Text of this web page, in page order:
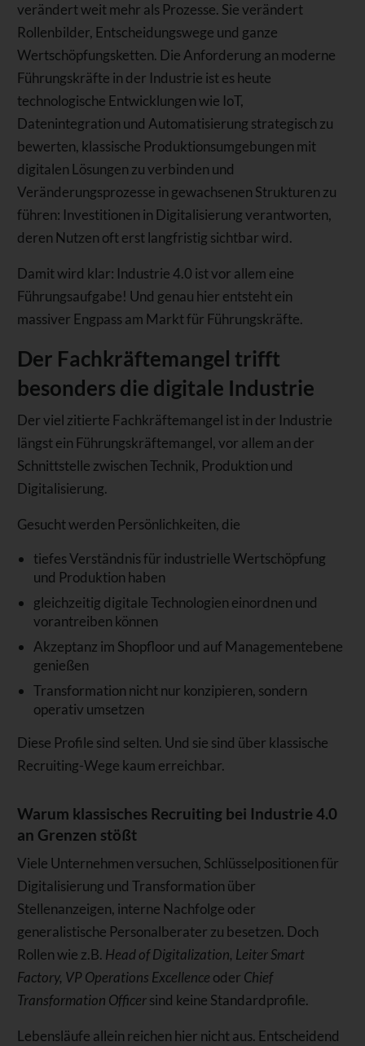
verändert weit mehr als Prozesse. Sie verändert
Rollenbilder, Entscheidungswege und ganze
Wertschöpfungsketten. Die Anforderung an moderne
Führungskräfte in der Industrie ist es heute
technologische Entwicklungen wie IoT,
Datenintegration und Automatisierung strategisch zu
bewerten, klassische Produktionsumgebungen mit
digitalen Lösungen zu verbinden und
Veränderungsprozesse in gewachsenen Strukturen zu
führen: Investitionen in Digitalisierung verantworten,
deren Nutzen oft erst langfristig sichtbar wird.
Damit wird klar: Industrie 4.0 ist vor allem eine
Führungsaufgabe! Und genau hier entsteht ein
massiver Engpass am Markt für Führungskräfte.
Der Fachkräftemangel trifft
besonders die digitale Industrie
Der viel zitierte Fachkräftemangel ist in der Industrie
längst ein Führungskräftemangel, vor allem an der
Schnittstelle zwischen Technik, Produktion und
Digitalisierung.
Gesucht werden Persönlichkeiten, die
tiefes Verständnis für industrielle Wertschöpfung
und Produktion haben
gleichzeitig digitale Technologien einordnen und
vorantreiben können
Akzeptanz im Shopfloor und auf Managementebene
genießen
Transformation nicht nur konzipieren, sondern
operativ umsetzen
Diese Profile sind selten. Und sie sind über klassische
Recruiting-Wege kaum erreichbar.
Warum klassisches Recruiting bei Industrie 4.0
an Grenzen stößt
Viele Unternehmen versuchen, Schlüsselpositionen für
Digitalisierung und Transformation über
Stellenanzeigen, interne Nachfolge oder
generalistische Personalberater zu besetzen. Doch
Rollen wie z.B. Head of Digitalization, Leiter Smart
Factory, VP Operations Excellence oder Chief
Transformation Officersind keine Standardprofile.
Lebensläufe allein reichen hier nicht aus. Entscheidend